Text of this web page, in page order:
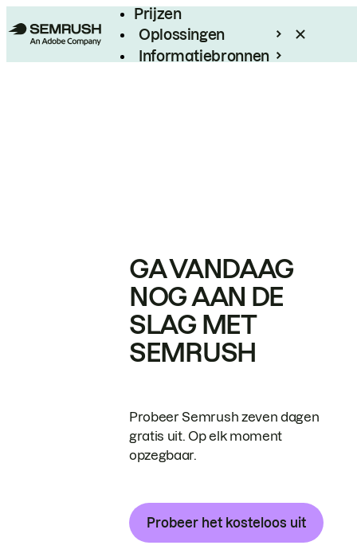
Prijzen
Oplossingen
Informatiebronnen
GA VANDAAG
NOG AAN DE
SLAG MET
SEMRUSH
Probeer Semrush zeven dagen
gratis uit. Op elk moment
opzegbaar.
Probeer het kosteloos uit